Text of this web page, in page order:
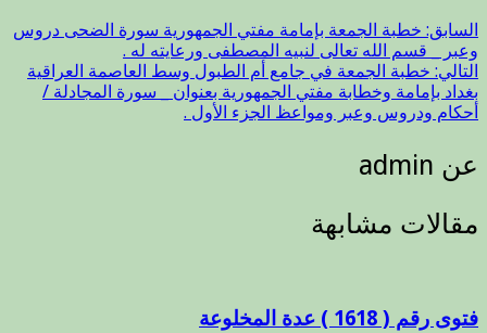
السابق: خطبة الجمعة بإمامة مفتي الجمهورية سورة الضحى دروس
وعبر _ قسم الله تعالى لنبيه المصطفى ورعايته له .
التالي: خطبة الجمعة في جامع أم الطبول وسط العاصمة العراقية
بغداد بإمامة وخطابة مفتي الجمهورية بعنوان _ سورة المجادلة /
أحكام ودروس وعبر ومواعظ الجزء الأول .
عن admin
مقالات مشابهة
فتوى رقم ( 1618 ) عدة المخلوعة